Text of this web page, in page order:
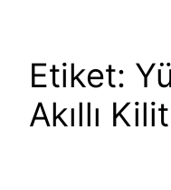
Etiket:
Akıllı Kilit